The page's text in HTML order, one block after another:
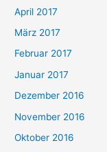
April 2017
März 2017
Februar 2017
Januar 2017
Dezember 2016
November 2016
Oktober 2016